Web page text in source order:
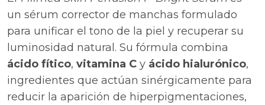
un sérum corrector de manchas formulado
para unificar el tono de la piel y recuperar su
luminosidad natural. Su fórmula combina
ácido fítico, vitamina C y ácido hialurónico,
ingredientes que actúan sinérgicamente para
reducir la aparición de hiperpigmentaciones,